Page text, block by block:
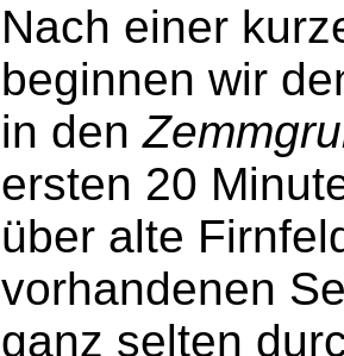
Nach einer
beginnen wir
in den
ersten 20
über alte
vorhandenen
ganz selten